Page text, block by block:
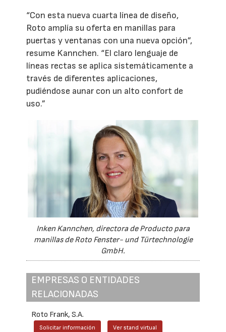
“Con esta nueva cuarta línea de diseño,
Roto amplía su oferta en manillas para
puertas y ventanas con una nueva opción”,
resume Kannchen. “El claro lenguaje de
líneas rectas se aplica sistemáticamente a
través de diferentes aplicaciones,
pudiéndose aunar con un alto confort de
uso.”
Inken Kannchen, directora de Producto para
manillas de Roto Fenster- und Türtechnologie
GmbH.
EMPRESAS O ENTIDADES
RELACIONADAS
Roto Frank, S.A.
Solicitar información Ver stand virtual